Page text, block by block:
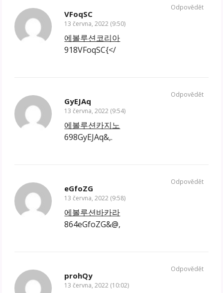
VFoqSC
13 června, 2022 (9:50)
에볼루션코리아
918VFoqSC{</
Odpovědět
GyEJAq
13 června, 2022 (9:54)
에볼루션카지노
698GyEJAq&,.
Odpovědět
eGfoZG
13 června, 2022 (9:58)
에볼루션바카라
864eGfoZG&@,
Odpovědět
prohQy
13 června, 2022 (10:02)
Odpovědět